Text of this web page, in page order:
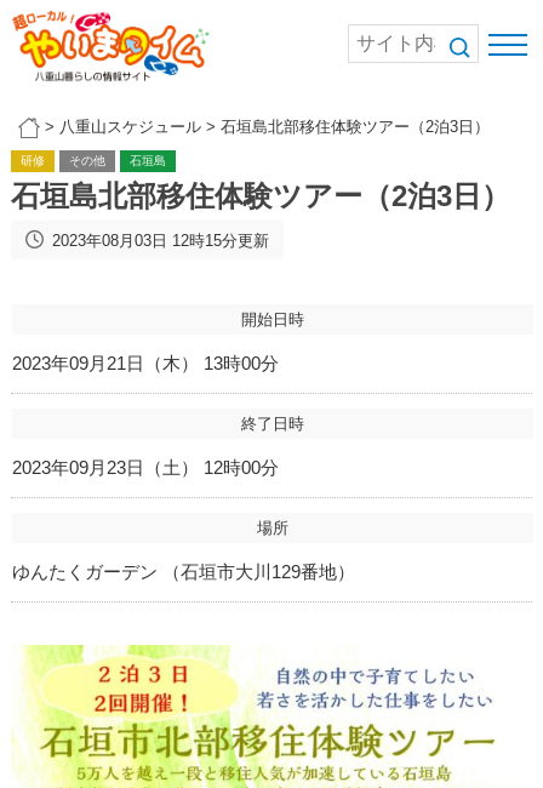
> 八重山スケジュール> 石垣島北部移住体験ツアー（2泊3日）
研修 その他 石垣島
石垣島北部移住体験ツアー（2泊3日）
2023年08月03日 12時15分更新
開始日時
2023年09月21日（木） 13時00分
終了日時
2023年09月23日（土） 12時00分
場所
ゆんたくガーデン （石垣市大川129番地）